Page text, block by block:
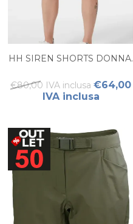
HH SIREN SHORTS DONNA.
€80,00 IVA inclusa €64,00
IVA inclusa